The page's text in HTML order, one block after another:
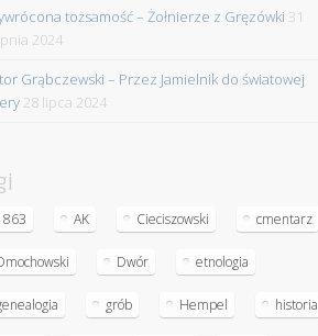
tożsamość – Żołnierze z Gręzówki 31
2024
Grąbczewski – Przez Jamielnik do światowej
28 lipca 2024
AK Cieciszowski cmentarz
Dwór etnologia
grób Hempel historia